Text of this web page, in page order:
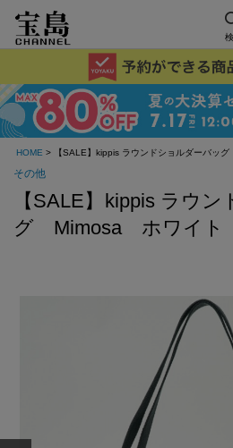
HOME > 【SALE】kippis ラウンドショルダーバッ
その他
【SALE】kippis ラウ
グ Mimosa ホワイト